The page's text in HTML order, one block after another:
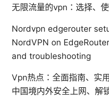
无限流量的vpn：选择、
Nordvpn edgerouter
NordVPN on
and troubleshooting
Vpn热点：全面指南、实
中国境内外安全上网、解